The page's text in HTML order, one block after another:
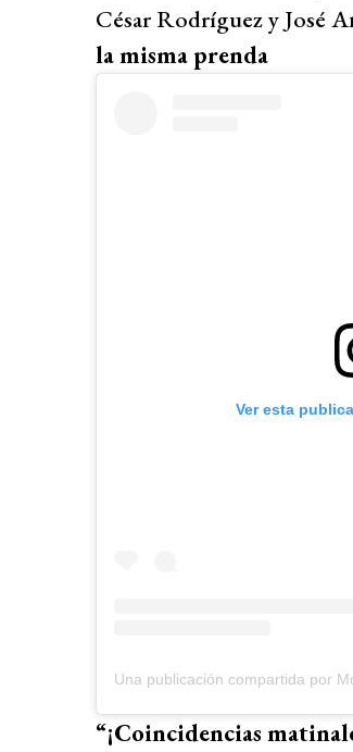
César Rodríguez y José
la misma prenda
Ver esta
Una publicación compartida por
“¡Coincidencias